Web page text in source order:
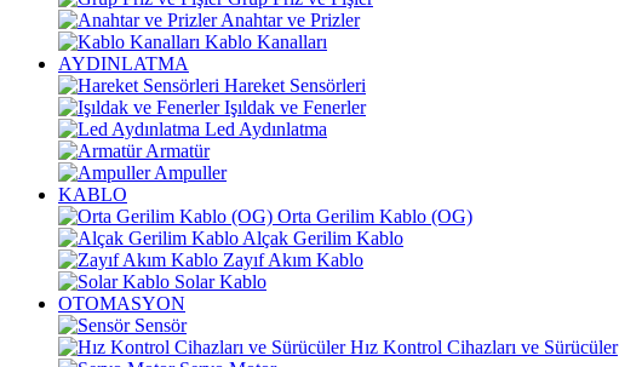
Anahtar ve Prizler
Kablo Kanalları
AYDINLATMA
Hareket Sensörleri
Işıldak ve Fenerler
Led Aydınlatma
Armatür
Ampuller
KABLO
Orta Gerilim Kablo (OG)
Alçak Gerilim Kablo
Zayıf Akım Kablo
Solar Kablo
OTOMASYON
Sensör
Hız Kontrol Cihazları ve Sürücüler